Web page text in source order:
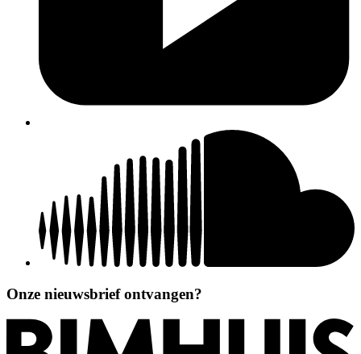
Onze nieuwsbrief ontvangen?